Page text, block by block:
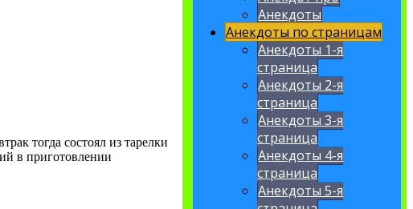
тогда состоял из тарелки
в приготовлении
Анекдоты
Анекдоты по страницам
Анекдоты 1-я
страница
Анекдоты 2-я
страница
Анекдоты 3-я
страница
Анекдоты 4-я
страница
Анекдоты 5-я